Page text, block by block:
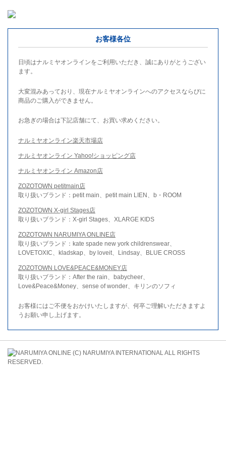
お客様各位
日頃はナルミヤオンラインをご利用いただき、誠にありがとうござい
ます。
大変混みあっており、現在ナルミヤオンラインへのアクセスならびに
商品のご購入ができません。
お急ぎの場合は下記店舗にて、お買い求めください。
ナルミヤオンライン楽天市場店
ナルミヤオンライン Yahoo!ショッピング店
ナルミヤオンライン Amazon店
ZOZOTOWN petitmain店
取り扱いブランド：petit main、petit main LIEN、b・ROOM
ZOZOTOWN X-girl Stages店
取り扱いブランド：X-girl Stages、XLARGE KIDS
ZOZOTOWN NARUMIYA ONLINE店
取り扱いブランド：kate spade new york childrenswear、
LOVETOXIC、kladskap、by loveit、Lindsay、BLUE CROSS
ZOZOTOWN LOVE&PEACE&MONEY店
取り扱いブランド：After the rain、babycheer、
Love&Peace&Money、sense of wonder、キリンのソフィ
お客様にはご不便をおかけいたしますが、何卒ご理解いただきますよ
うお願い申し上げます。